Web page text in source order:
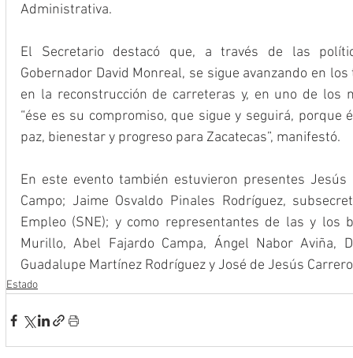
Administrativa.
El Secretario destacó que, a través de las
Gobernador David Monreal, se sigue avanzando en
en la reconstrucción de carreteras y, en uno de los
“ése es su compromiso, que sigue y seguirá, porque
paz, bienestar y progreso para Zacatecas”, manifestó.
En este evento también estuvieron presentes
Campo; Jaime Osvaldo Pinales Rodríguez,
Empleo (SNE); y como representantes de las y los
Murillo, Abel Fajardo Campa, Ángel Nabor Aviña,
Guadalupe Martínez Rodríguez y José de Jesús
Estado